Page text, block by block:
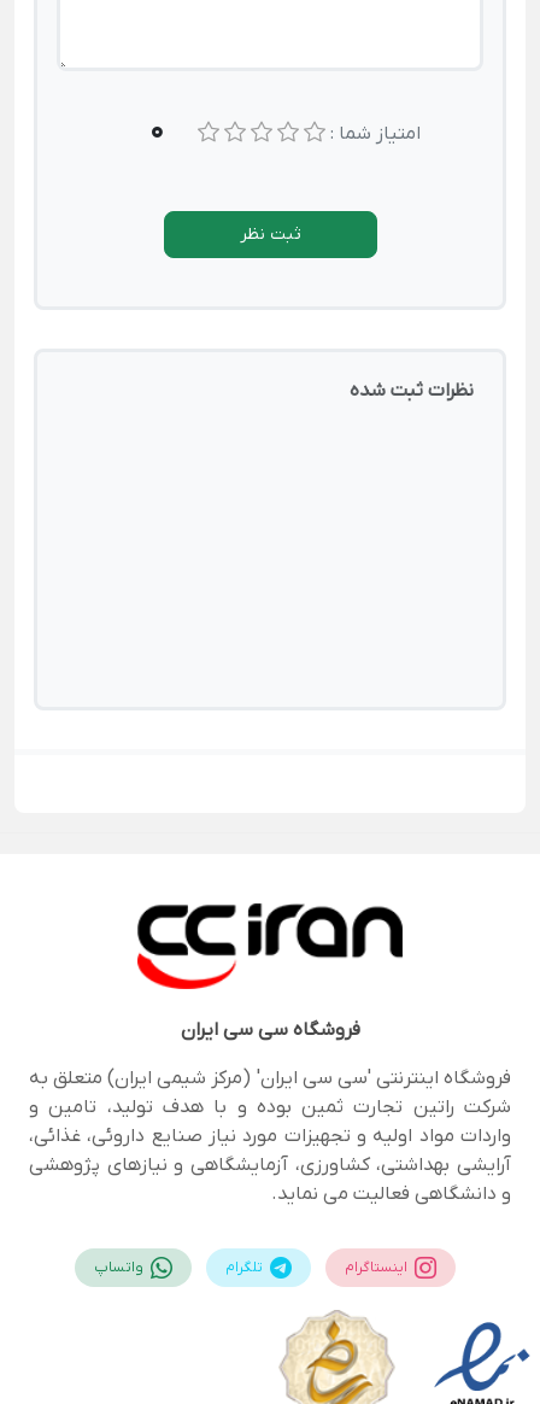
امتیاز شما : 0
ثبت نظر
نظرات ثبت شده
فروشگاهسی سی ایران
فروشگاه اینترنتی 'سی سی ایران' (مرکز شیمی ایران) متعلق به
شرکت راتین تجارت ثمین بوده و با هدف تولید، تامین و
واردات مواد اولیه و تجهیزات مورد نیاز صنایع داروئی، غذائی،
آرایشی بهداشتی، کشاورزی، آزمایشگاهی و نیازهای پژوهشی
و دانشگاهی فعالیت می نماید.
اینستاگرام تلگرام واتساپ